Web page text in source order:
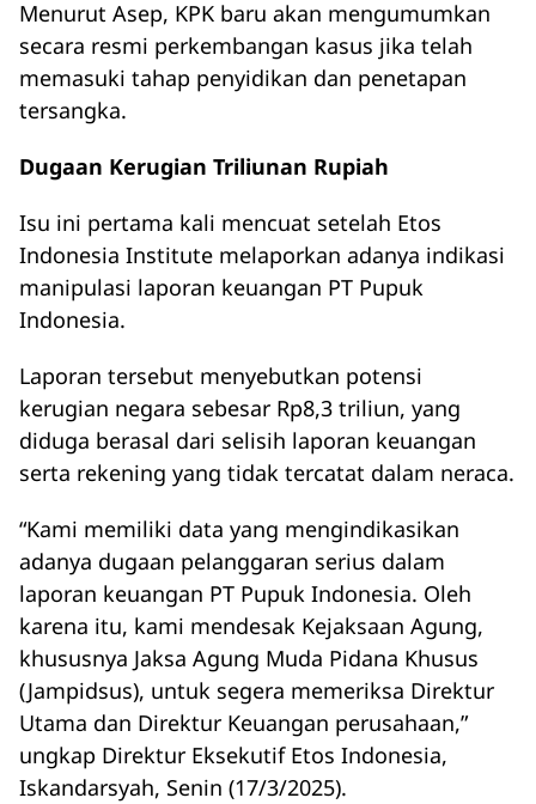
Menurut Asep, KPK baru akan mengumumkan
secara resmi perkembangan kasus jika telah
memasuki tahap penyidikan dan penetapan
tersangka.
Dugaan Kerugian Triliunan Rupiah
Isu ini pertama kali mencuat setelah Etos
Indonesia Institute melaporkan adanya indikasi
manipulasi laporan keuangan PT Pupuk
Indonesia.
Laporan tersebut menyebutkan potensi
kerugian negara sebesar Rp8,3 triliun, yang
diduga berasal dari selisih laporan keuangan
serta rekening yang tidak tercatat dalam neraca.
“Kami memiliki data yang mengindikasikan
adanya dugaan pelanggaran serius dalam
laporan keuangan PT Pupuk Indonesia. Oleh
karena itu, kami mendesak Kejaksaan Agung,
khususnya Jaksa Agung Muda Pidana Khusus
(Jampidsus), untuk segera memeriksa Direktur
Utama dan Direktur Keuangan perusahaan,”
ungkap Direktur Eksekutif Etos Indonesia,
Iskandarsyah, Senin (17/3/2025).